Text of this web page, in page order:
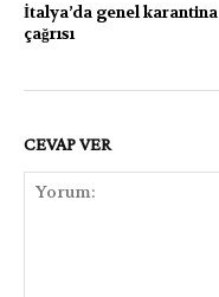
İtalya’da genel karantina
çağrısı
CEVAP VER